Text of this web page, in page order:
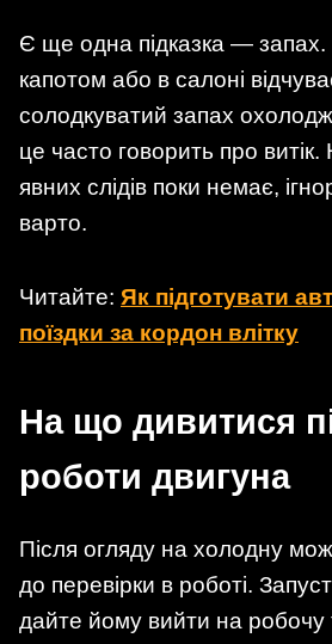
Є ще одна підказка — запах.
капотом або в салоні
солодкуватий запах
це часто говорить про витік.
явних слідів поки немає,
варто.
Читайте: Як підготувати
поїздки за кордон влітку
На що дивитися
роботи двигуна
Після огляду на холодну
до перевірки в роботі.
дайте йому вийти на робочу